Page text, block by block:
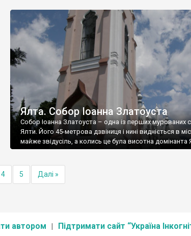
Ялта. Собор Іоанна Златоуста
Собор Іоанна Златоуста – одна із перших мурованих
Ялти. Його 45-метрова дзвіниця і нині видніється в
майже звідусіль, а колись це була висотна домінанта
4 5 Далі »
автором Підтримати сайт “Україна